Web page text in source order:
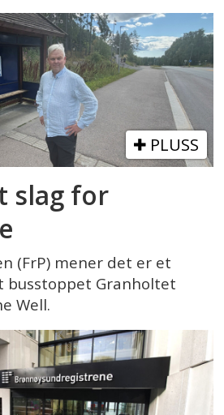
PLUSS
slag for
(FrP) mener det er et
busstoppet Granholtet
Well.